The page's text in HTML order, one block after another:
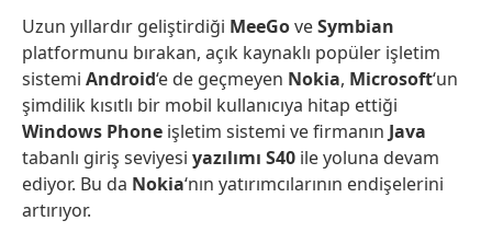
Uzun yıllardır geliştirdiği MeeGoveSymbian
platformunu bırakan, açık kaynaklı popüler işletim
sistemi Android‘e de geçmeyen Nokia, Microsoft‘un
şimdilik kısıtlı bir mobil kullanıcıya hitap ettiği
Windows Phone işletim sistemi ve firmanın Java
tabanlı giriş seviyesi yazılımı S40 ile yoluna devam
ediyor. Bu da Nokia‘nın yatırımcılarının endişelerini
artırıyor.